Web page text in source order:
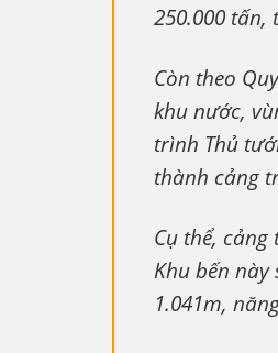
250.000 tấn,
Còn theo
khu nước,
trình Thủ
thành cảng
Cụ thể,
Khu bến
1.041m,